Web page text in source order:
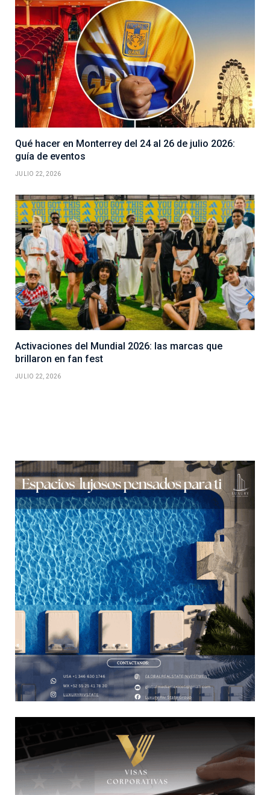
Qué hacer en Monterrey del 24 al 26 de julio 2026:
guía de eventos
JULIO 22, 2026
Activaciones del Mundial 2026: las marcas que
brillaron en fan fest
JULIO 22, 2026